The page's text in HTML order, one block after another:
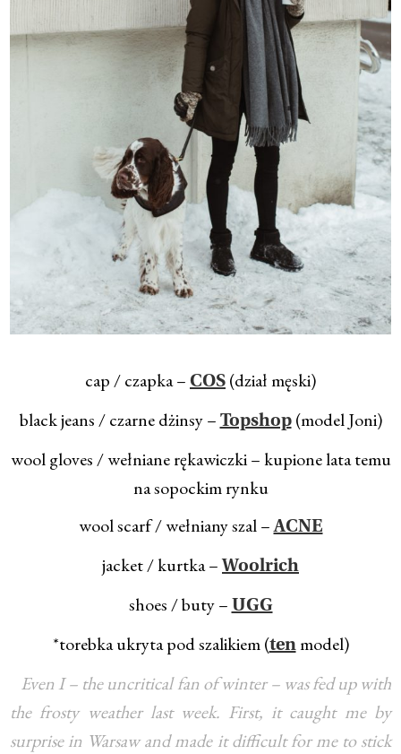
cap / czapka – COS (dział męski)
black jeans / czarne dżinsy – Topshop(model Joni)
wool gloves / wełniane rękawiczki – kupione lata temu
na sopockim rynku
wool scarf / wełniany szal –ACNE
jacket / kurtka –Woolrich
shoes / buty – UGG
*torebka ukryta pod szalikiem (tenmodel)
Even I – the uncritical fan of winter – was fed up with
the frosty weather last week. First, it caught me by
surprise in Warsaw and made it difficult for me to stick